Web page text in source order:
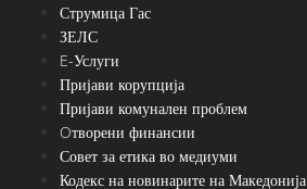
Струмица Гас
ЗЕЛС
E-Услуги
Пријави корупција
Пријави комунален проблем
Oтворени финансии
Совет за етика во медиуми
Кодекс на новинарите на Македонија